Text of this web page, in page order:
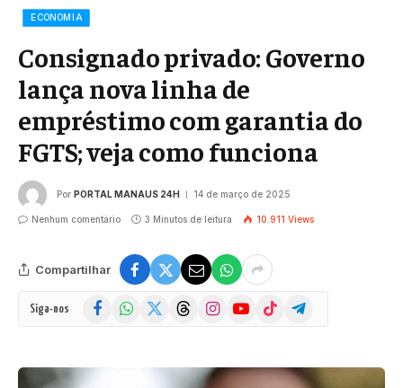
ECONOMIA
Consignado privado: Governo
lança nova linha de
empréstimo com garantia do
FGTS; veja como funciona
Por PORTAL MANAUS 24H 14 de março de 2025
Nenhum comentário 3 Minutos de leitura 10.911 Views
Compartilhar
Siga-nos FacebookWhatsApp
(Twitter)
ThreadsInstagramYouTubeTikTok Telegram